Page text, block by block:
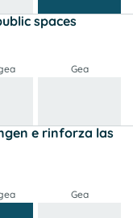
spaces
Gea
e rinforza las
Gea